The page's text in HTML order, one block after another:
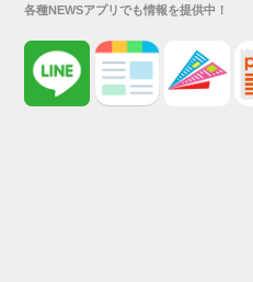
各種NEWSアプリでも情報を提供中！